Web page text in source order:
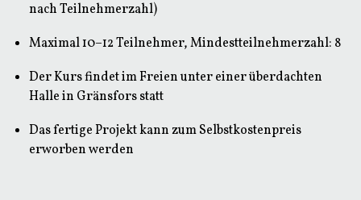
nach Teilnehmerzahl)
Maximal 10–12 Teilnehmer, Mindestteilnehmerzahl: 8
Der Kurs findet im Freien unter einer überdachten
Halle in Gränsfors statt
Das fertige Projekt kann zum Selbstkostenpreis
erworben werden